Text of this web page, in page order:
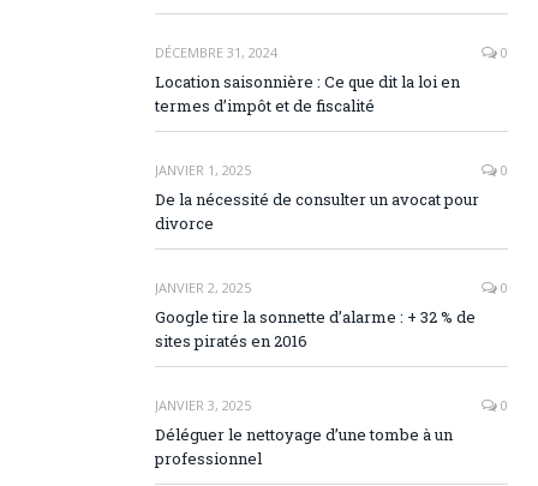
DÉCEMBRE 31, 2024 0
Location saisonnière : Ce que dit la loi en
termes d’impôt et de fiscalité
JANVIER 1, 2025 0
De la nécessité de consulter un avocat pour
divorce
JANVIER 2, 2025 0
Google tire la sonnette d’alarme : + 32 % de
sites piratés en 2016
JANVIER 3, 2025 0
Déléguer le nettoyage d’une tombe à un
professionnel